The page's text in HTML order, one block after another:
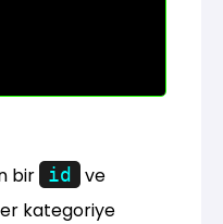
bir id ve
kategoriye